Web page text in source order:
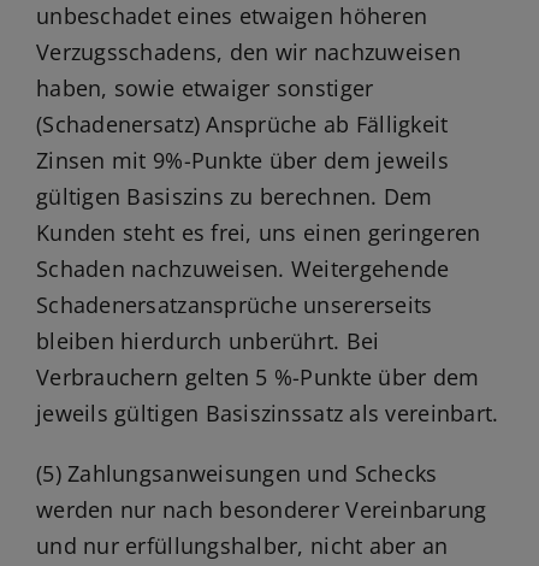
unbeschadet eines etwaigen höheren
Verzugsschadens, den wir nachzuweisen
haben, sowie etwaiger sonstiger
(Schadenersatz) Ansprüche ab Fälligkeit
Zinsen mit 9%-Punkte über dem jeweils
gültigen Basiszins zu berechnen. Dem
Kunden steht es frei, uns einen geringeren
Schaden nachzuweisen. Weitergehende
Schadenersatzansprüche unsererseits
bleiben hierdurch unberührt. Bei
Verbrauchern gelten 5 %-Punkte über dem
jeweils gültigen Basiszinssatz als vereinbart.
(5) Zahlungsanweisungen und Schecks
werden nur nach besonderer Vereinbarung
und nur erfüllungshalber, nicht aber an